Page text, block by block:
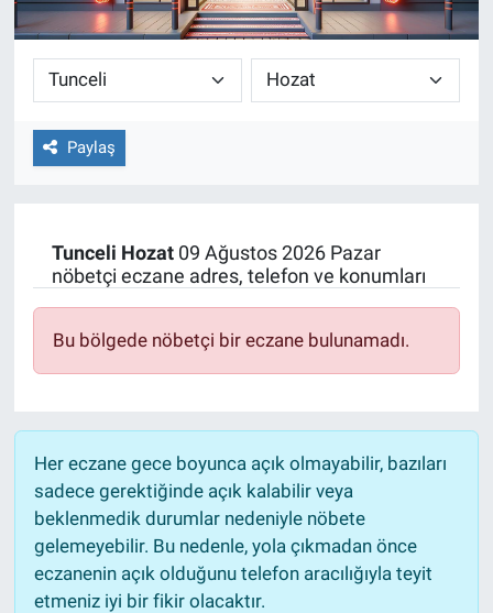
Paylaş
Tunceli Hozat09 Ağustos 2026 Pazar
nöbetçi eczane adres, telefon ve konumları
Bu bölgede nöbetçi bir eczane bulunamadı.
Her eczane gece boyunca açık olmayabilir, bazıları
sadece gerektiğinde açık kalabilir veya
beklenmedik durumlar nedeniyle nöbete
gelemeyebilir. Bu nedenle, yola çıkmadan önce
eczanenin açık olduğunu telefon aracılığıyla teyit
etmeniz iyi bir fikir olacaktır.